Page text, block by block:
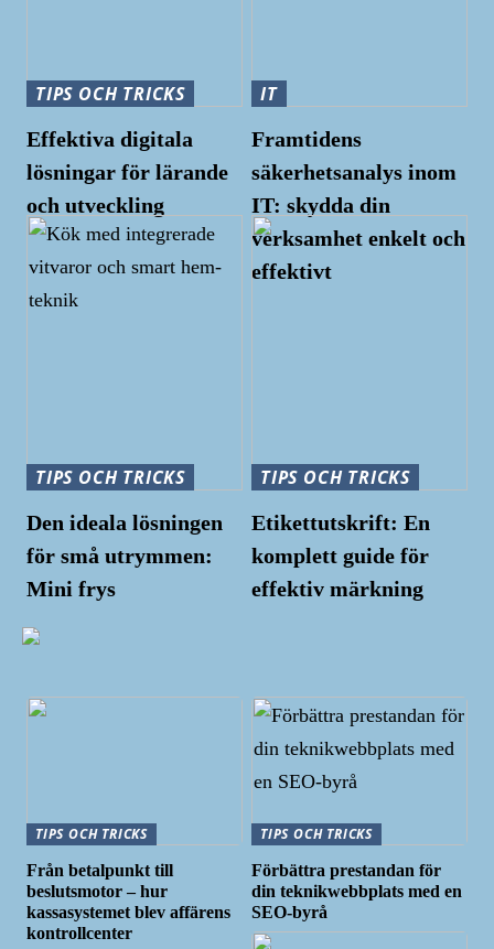
TIPS OCH TRICKS
Effektiva digitala
lösningar för lärande
och utveckling
IT
Framtidens
säkerhetsanalys inom
IT: skydda din
verksamhet enkelt och
effektivt
TIPS OCH TRICKS
Den ideala lösningen
för små utrymmen:
Mini frys
TIPS OCH TRICKS
Etikettutskrift: En
komplett guide för
effektiv märkning
TIPS OCH TRICKS
Från betalpunkt till
beslutsmotor – hur
kassasystemet blev affärens
kontrollcenter
TIPS OCH TRICKS
Förbättra prestandan för
din teknikwebbplats med en
SEO-byrå